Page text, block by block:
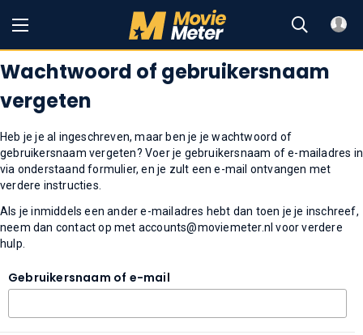
Wachtwoord of gebruikersnaam
vergeten
Heb je je al ingeschreven, maar ben je je wachtwoord of
gebruikersnaam vergeten? Voer je gebruikersnaam of e-mailadres in
via onderstaand formulier, en je zult een e-mail ontvangen met
verdere instructies.
Als je inmiddels een ander e-mailadres hebt dan toen je je inschreef,
neem dan contact op met accounts@moviemeter.nl voor verdere
hulp.
Gebruikersnaam of e-mail